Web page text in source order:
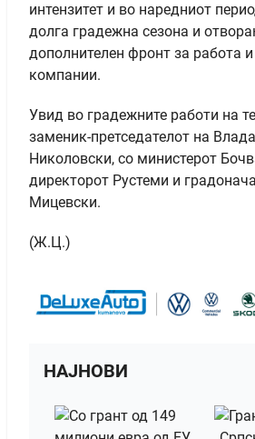
интензитет и во наредниот
долга градежна сезона и
дополнителен фронт за работа
компании.
Увид во градежните работи на
заменик-претседателот на
Николовски, со министерот
директорот Рустеми и
Мицевски.
(Ж.Ц.)
НАЈНОВИ